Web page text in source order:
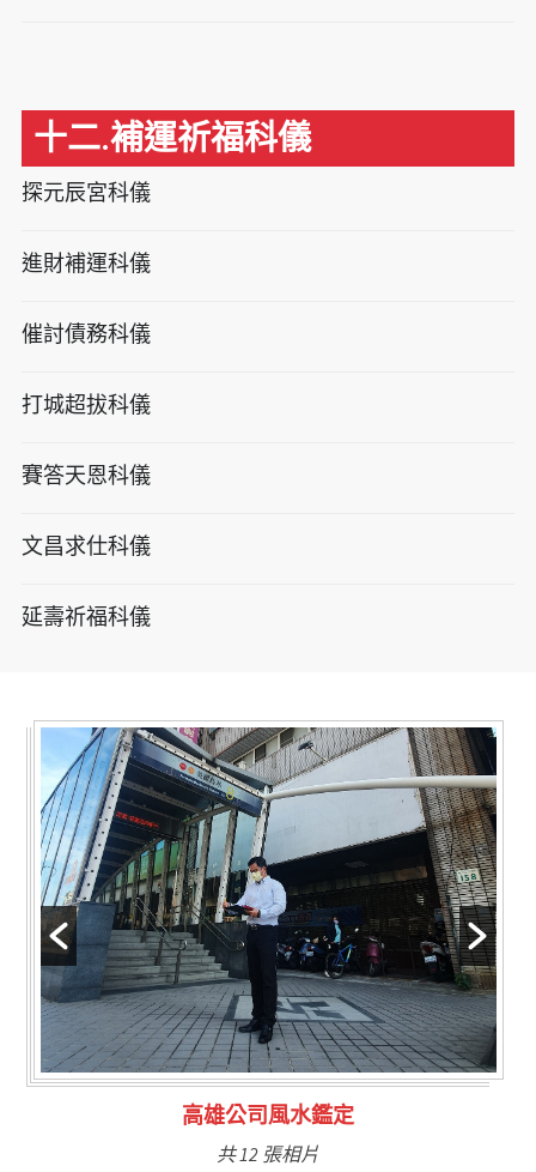
十二.補運祈福科儀
探元辰宮科儀
進財補運科儀
催討債務科儀
打城超拔科儀
賽答天恩科儀
文昌求仕科儀
延壽祈福科儀
林氏福主量子生基造